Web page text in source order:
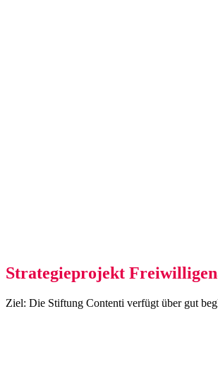
Strategieprojekt
Ziel: Die Stiftung Contenti verfügt über gut